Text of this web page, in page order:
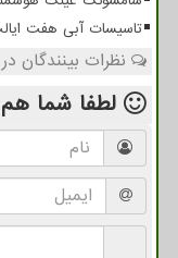
تاسیسات آبی هفت
نظرات بینندگان
لطفا شما هم